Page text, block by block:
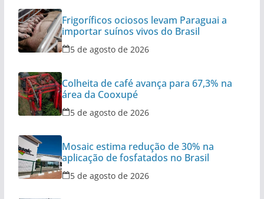
Frigoríficos ociosos levam Paraguai a
importar suínos vivos do Brasil
5 de agosto de 2026
Colheita de café avança para 67,3% na
área da Cooxupé
5 de agosto de 2026
Mosaic estima redução de 30% na
aplicação de fosfatados no Brasil
5 de agosto de 2026